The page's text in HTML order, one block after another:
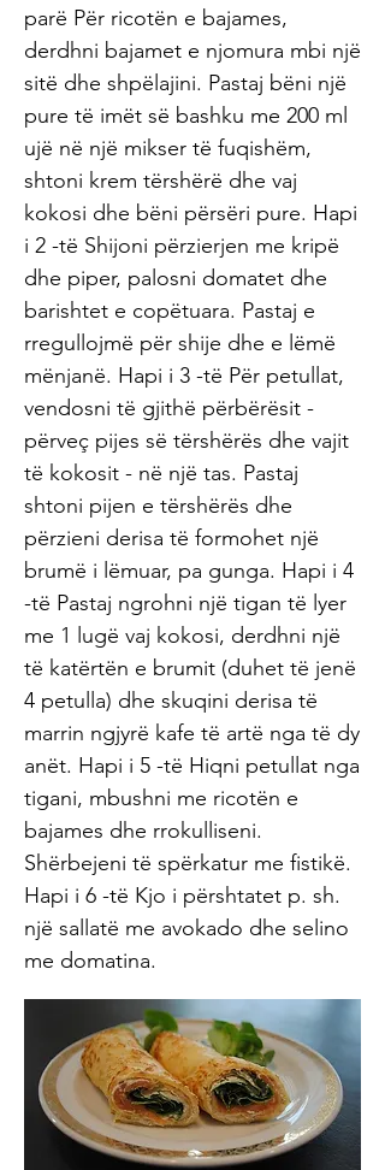
parë Për ricotën e bajames,
derdhni bajamet e njomura mbi një
sitë dhe shpëlajini. Pastaj bëni një
pure të imët së bashku me 200 ml
ujë në një mikser të fuqishëm,
shtoni krem ​​tërshërë dhe vaj
kokosi dhe bëni përsëri pure. Hapi
i 2 -të Shijoni përzierjen me kripë
dhe piper, palosni domatet dhe
barishtet e copëtuara. Pastaj e
rregullojmë për shije dhe e lëmë
mënjanë. Hapi i 3 -të Për petullat,
vendosni të gjithë përbërësit -
përveç pijes së tërshërës dhe vajit
të kokosit - në një tas. Pastaj
shtoni pijen e tërshërës dhe
përzieni derisa të formohet një
brumë i lëmuar, pa gunga. Hapi i 4
-të Pastaj ngrohni një tigan të lyer
me 1 lugë vaj kokosi, derdhni një
të katërtën e brumit (duhet të jenë
4 petulla) dhe skuqini derisa të
marrin ngjyrë kafe të artë nga të dy
anët. Hapi i 5 -të Hiqni petullat nga
tigani, mbushni me ricotën e
bajames dhe rrokulliseni.
Shërbejeni të spërkatur me fistikë.
Hapi i 6 -të Kjo i përshtatet p. sh.
një sallatë me avokado dhe selino
me domatina.